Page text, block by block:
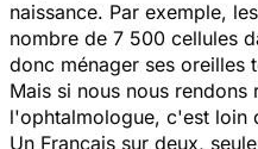
naissance. Par exemple,
nombre de 7 500 cellules
donc ménager ses oreilles
Mais si nous nous rendons
l'ophtalmologue, c'est loin
Un Français sur deux,